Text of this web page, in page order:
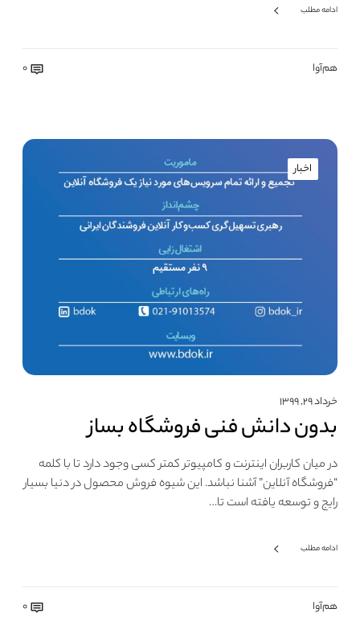
ادامه مطلب
هم‌آوا 0
اخبار
خرداد ۲۹, ۱۳۹۹
بدون دانش فنی فروشگاه بساز
در میان کاربران اینترنت و کامپیوتر کمتر کسی وجود دارد تا با کلمه
“فروشگاه آنلاین” آشنا نباشد. این شیوه فروش محصول در دنیا بسیار
رایج و توسعه یافته است تا…
ادامه مطلب
هم‌آوا 0